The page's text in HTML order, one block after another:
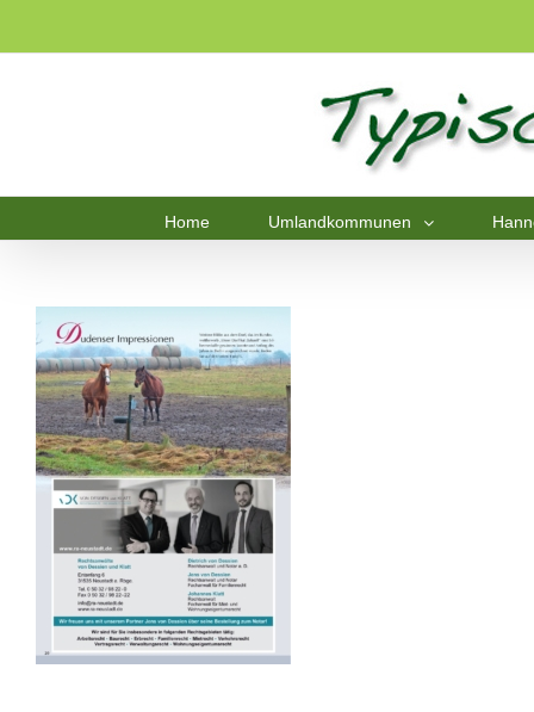
Home Umlandkommunen